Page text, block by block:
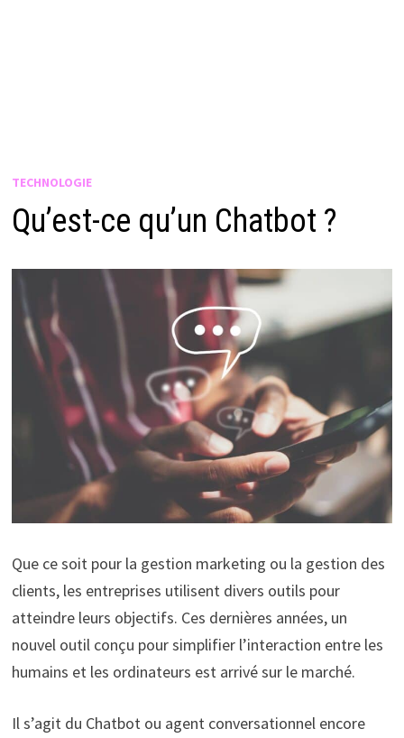
TECHNOLOGIE
Qu’est-ce qu’un Chatbot ?
Que ce soit pour la gestion marketing ou la gestion des
clients, les entreprises utilisent divers outils pour
atteindre leurs objectifs. Ces dernières années, un
nouvel outil conçu pour simplifier l’interaction entre les
humains et les ordinateurs est arrivé sur le marché.
Il s’agit du Chatbot ou agent conversationnel encore